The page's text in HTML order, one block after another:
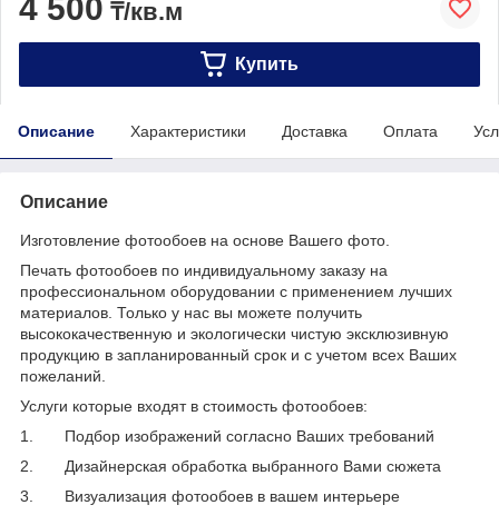
4 500 ₸/кв.м
Купить
Описание Характеристики Доставка Оплата
Описание
Изготовление фотообоев на основе Вашего фото.
Печать фотообоев по индивидуальному заказу на
профессиональном оборудовании с применением лучших
материалов. Только у нас вы можете получить
высококачественную и экологически чистую эксклюзивную
продукцию в запланированный срок и с учетом всех Ваших
пожеланий.
Услуги которые входят в стоимость фотообоев:
1. Подбор изображений согласно Ваших требований
2. Дизайнерская обработка выбранного Вами сюжета
3. Визуализация фотообоев в вашем интерьере